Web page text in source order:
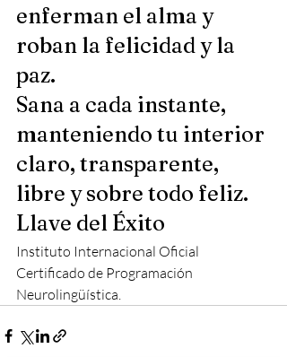
enferman el alma y
roban la felicidad y la
paz.
Sana a cada instante,
manteniendo tu interior
claro, transparente,
libre y sobre todo feliz.
Llave del Éxito
Instituto Internacional Oficial
Certificado de Programación
Neurolingüística.